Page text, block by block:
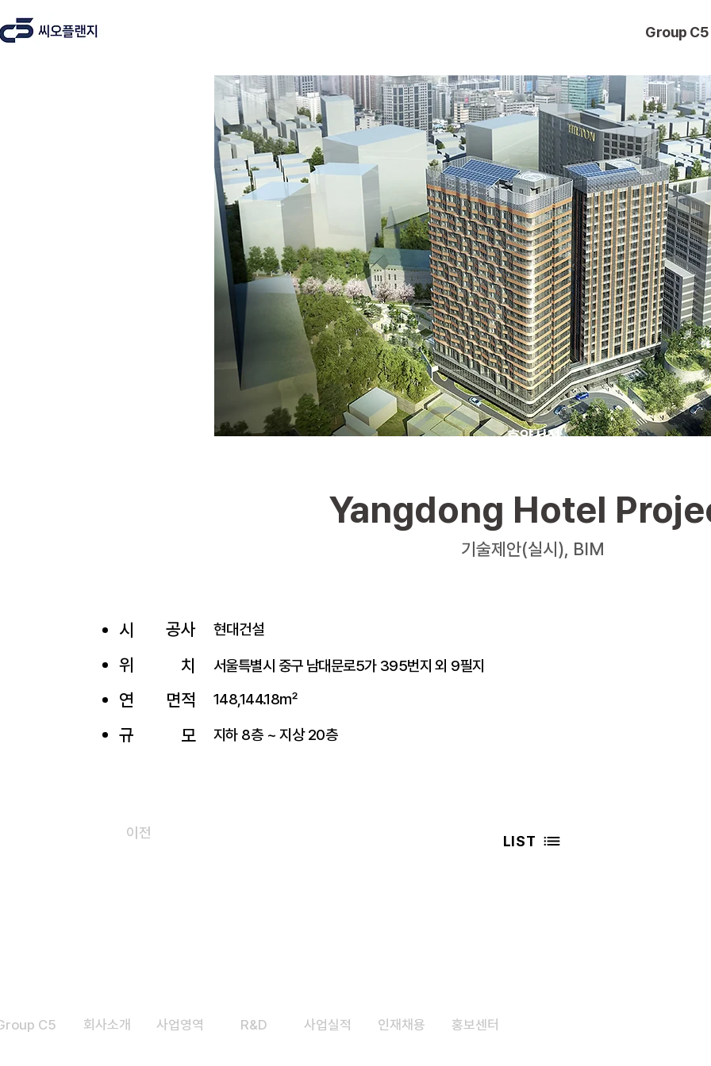
Group C5
휴양시설
Yangdong Hotel
기술제안(실시), BIM
면적
시
위
​연
규
공사
치
모
현대건설
서울특별시 중구 남대문로5가 395번지 외 9필지
148,144.18㎡
지하 8층 ~ 지상 20층
이전 LIST
C5 ​회사소개 ​사업영역 R&D 사업실적 인재채용 ​홍보센터